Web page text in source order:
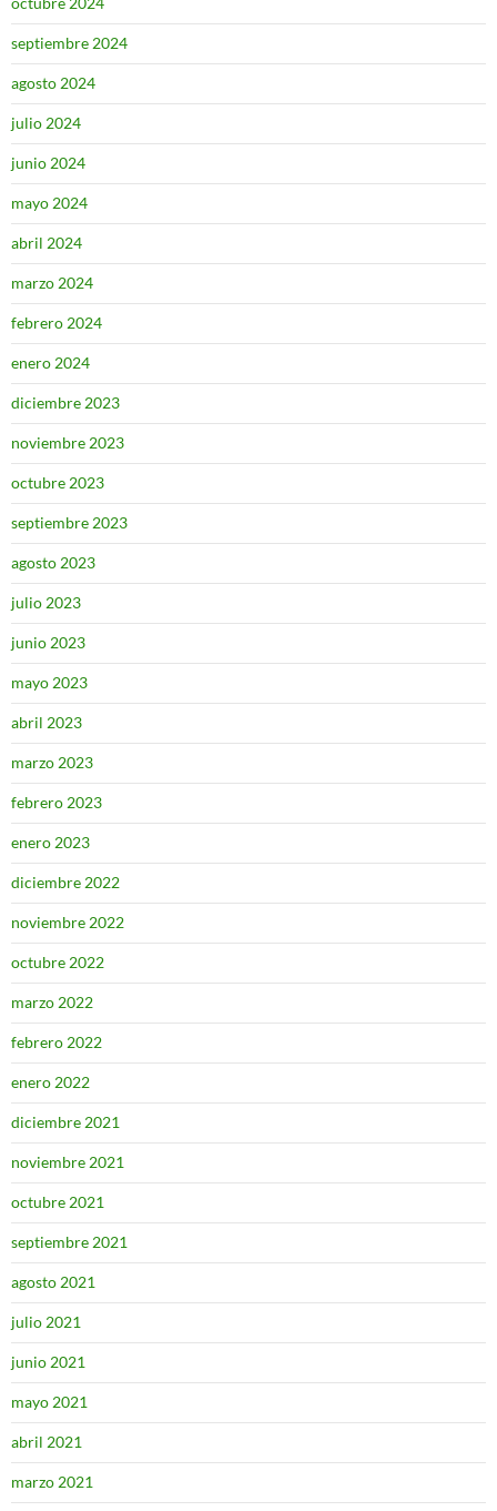
septiembre 2024
agosto 2024
julio 2024
junio 2024
mayo 2024
abril 2024
marzo 2024
febrero 2024
enero 2024
diciembre 2023
noviembre 2023
octubre 2023
septiembre 2023
agosto 2023
julio 2023
junio 2023
mayo 2023
abril 2023
marzo 2023
febrero 2023
enero 2023
diciembre 2022
noviembre 2022
octubre 2022
marzo 2022
febrero 2022
enero 2022
diciembre 2021
noviembre 2021
octubre 2021
septiembre 2021
agosto 2021
julio 2021
junio 2021
mayo 2021
abril 2021
marzo 2021